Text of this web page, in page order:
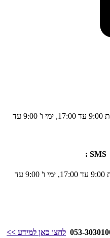
בימים א'- ה' בין השעות 9:00 עד 17:00, ימי ו' 9:00 עד
052-8332941 בימים א'- ה' בין השעות 9:00 עד 17:00, ימי ו' 9:00 עד
לחצו כאן למידע >>